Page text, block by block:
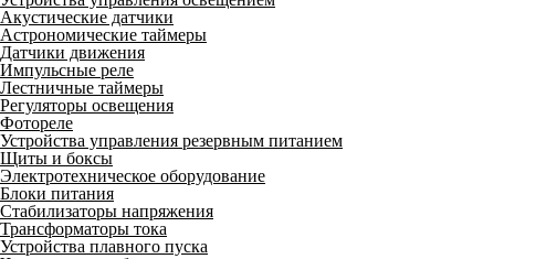
Акустические датчики
Астрономические таймеры
Датчики движения
Импульсные реле
Лестничные таймеры
Регуляторы освещения
Фотореле
Устройства управления резервным питанием
Щиты и боксы
Электротехническое оборудование
Блоки питания
Стабилизаторы напряжения
Трансформаторы тока
Устройства плавного пуска